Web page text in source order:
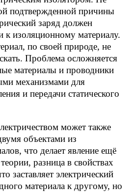
подтвержденной причины
заряд должен
к изоляционному материалу.
по своей природе, не
Проблема осложняется
материалы и проводники
механизмами для
и передачи статического
может также
объектами из
что делает явление ещё
разница в свойствах
заставляет электрический
материала к другому, но